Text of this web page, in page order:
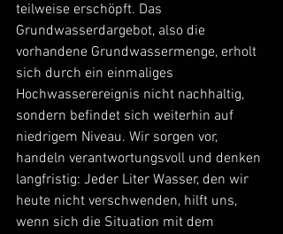
teilweise erschöpft. Das
Grundwasserdargebot, also die
vorhandene Grundwassermenge, erholt
sich durch ein einmaliges
Hochwasserereignis nicht nachhaltig,
sondern befindet sich weiterhin auf
niedrigem Niveau. Wir sorgen vor,
handeln verantwortungsvoll und denken
langfristig: Jeder Liter Wasser, den wir
heute nicht verschwenden, hilft uns,
wenn sich die Situation mit dem